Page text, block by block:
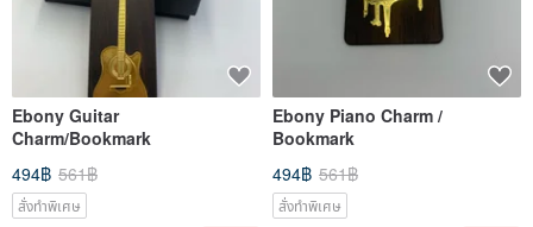
Ebony Guitar
Charm/Bookmark
494฿ 561฿
สั่งทำพิเศษ
Ebony Piano Charm /
Bookmark
494฿ 561฿
สั่งทำพิเศษ